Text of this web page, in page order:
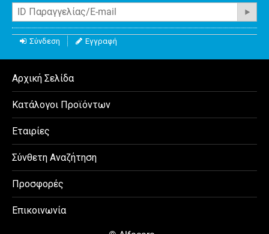
Σύνδεση Εγγραφή
Αρχική Σελίδα
Κατάλογοι Προϊόντων
Εταιρίες
Σύνθετη Αναζήτηση
Προσφορές
Επικοινωνία